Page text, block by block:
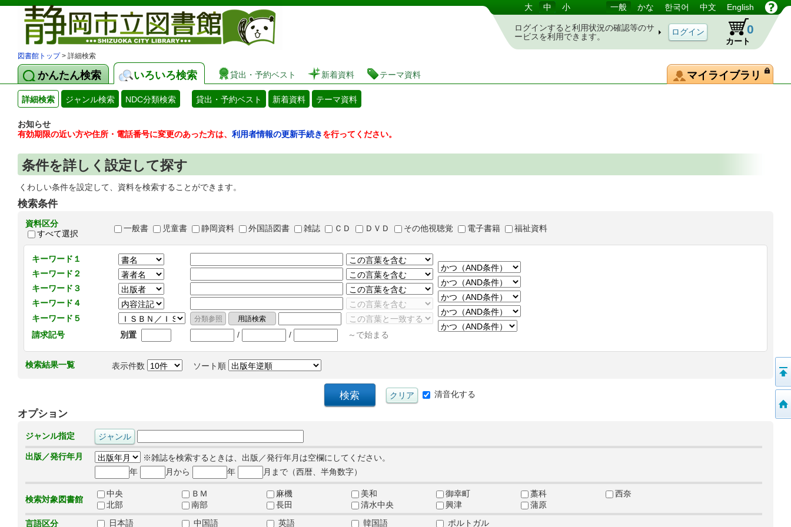
図書館 蔵書検索・予約システム 大 中 小 一般 かな 한국어 中文 English
ログインすると利用状況の確認等のサ
ービスを利用できます。
カート
0
図書館トップ> 詳細検索
かんたん検索 いろいろ検索 貸出・予約ベスト 新着資料 テーマ資料 マイライブラリ
詳細検索 ジャンル検索 NDC分類検索 貸出・予約ベスト 新着資料 テーマ資料
お知らせ
有効期限の近い方や住所・電話番号に変更のあった方は、 利用者情報の更新手続きを行ってください。
条件を詳しく設定して探す
くわしい条件を設定して、資料を検索することができます。
検索条件
資料区分
すべて選択
一般書 児童書 静岡資料 外国語図書 雑誌 ＣＤ ＤＶＤ その他視聴覚 電子書籍 福祉資料
キーワード１
キーワード２
キーワード３
キーワード４
キーワード５
請求記号
別置 / / ～で始まる
検索結果一覧 表示件数 ソート順
清音化する
オプション
ジャンル指定
出版／発行年月
※雑誌を検索するときは、出版／発行年月は空欄にしてください。
年
月から 年 月まで（西暦、半角数字）
検索対象図書館
中央 ＢＭ 麻機 美和 御幸町 藁科
西奈
北部
南部 長田 清水中央 興津
蒲原
言語区分
日本語 中国語 英語 韓国語 ポルトガル